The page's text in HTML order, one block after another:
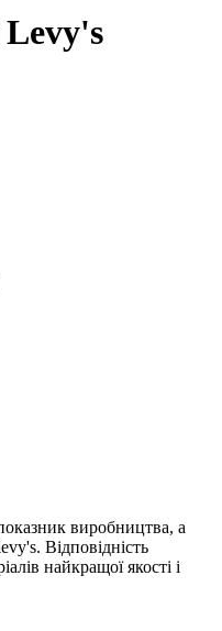
Levy's
виробництва, а
Відповідність
найкращої якості і